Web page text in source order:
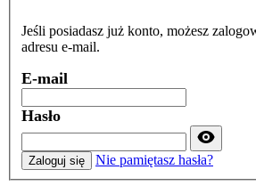
Jeśli posiadasz już konto, możesz
adresu e-mail.
E-mail
Hasło
Password hidden
Zaloguj się Nie pamiętasz hasła?